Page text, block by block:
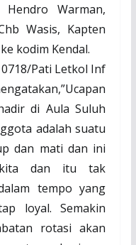
Warman,
Wasis, Kapten
kodim Kendal.
Pati Letkol Inf
di Aula Suluh
adalah suatu
dan mati dan ini
kita dan itu tak
tempo yang
loyal. Semakin
rotasi akan